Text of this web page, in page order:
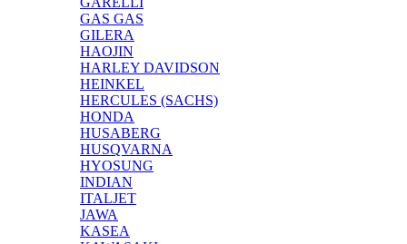
GAS GAS
GILERA
HAOJIN
HARLEY DAVIDSON
HEINKEL
HERCULES (SACHS)
HONDA
HUSABERG
HUSQVARNA
HYOSUNG
INDIAN
ITALJET
JAWA
KASEA